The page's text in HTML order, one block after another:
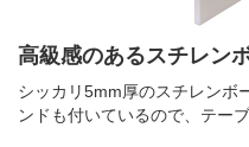
高級感のあるスチレン
シッカリ5mm厚のスチレンボ
ンドも付いているので、テー